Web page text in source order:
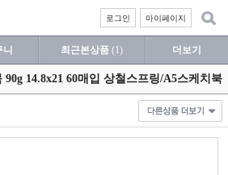
마이페이지
로그인
최근본상품 (1) 더보기
14.8x21 60매입 상철스프링/A5스케치북